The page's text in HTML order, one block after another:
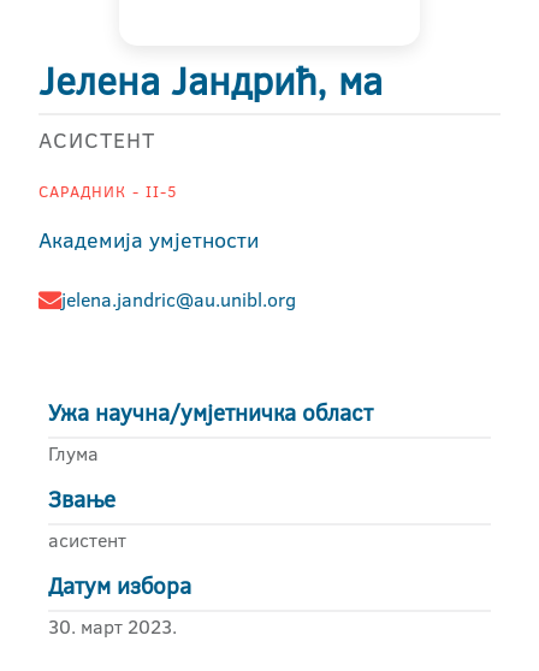
Јелена Јандрић, ма
АСИСТЕНТ
САРАДНИК - II-5
Академија умјетности
jelena.jandric@au.unibl.org
Ужа научна/умјетничка област
Глума
Звање
асистент
Датум избора
30. март 2023.